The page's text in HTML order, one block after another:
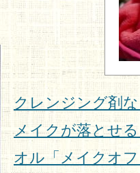
クレンジング剤
メイクが落とせ
オル「メイクオフ